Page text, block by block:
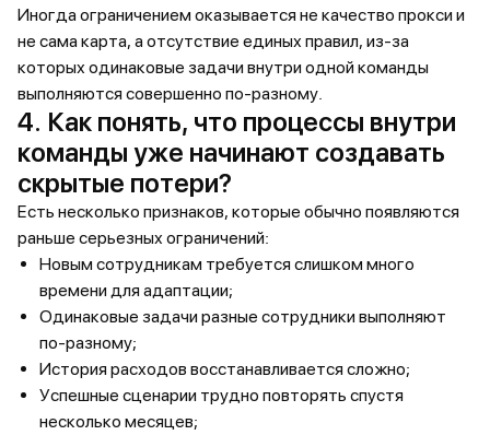
Иногда ограничением оказывается не качество прокси и
не сама карта, а отсутствие единых правил, из-за
которых одинаковые задачи внутри одной команды
выполняются совершенно по-разному.
4. Как понять, что процессы внутри
команды уже начинают создавать
скрытые потери?
Есть несколько признаков, которые обычно появляются
раньше серьезных ограничений:
Новым сотрудникам требуется слишком много
времени для адаптации;
Одинаковые задачи разные сотрудники выполняют
по-разному;
История расходов восстанавливается сложно;
Успешные сценарии трудно повторять спустя
несколько месяцев;